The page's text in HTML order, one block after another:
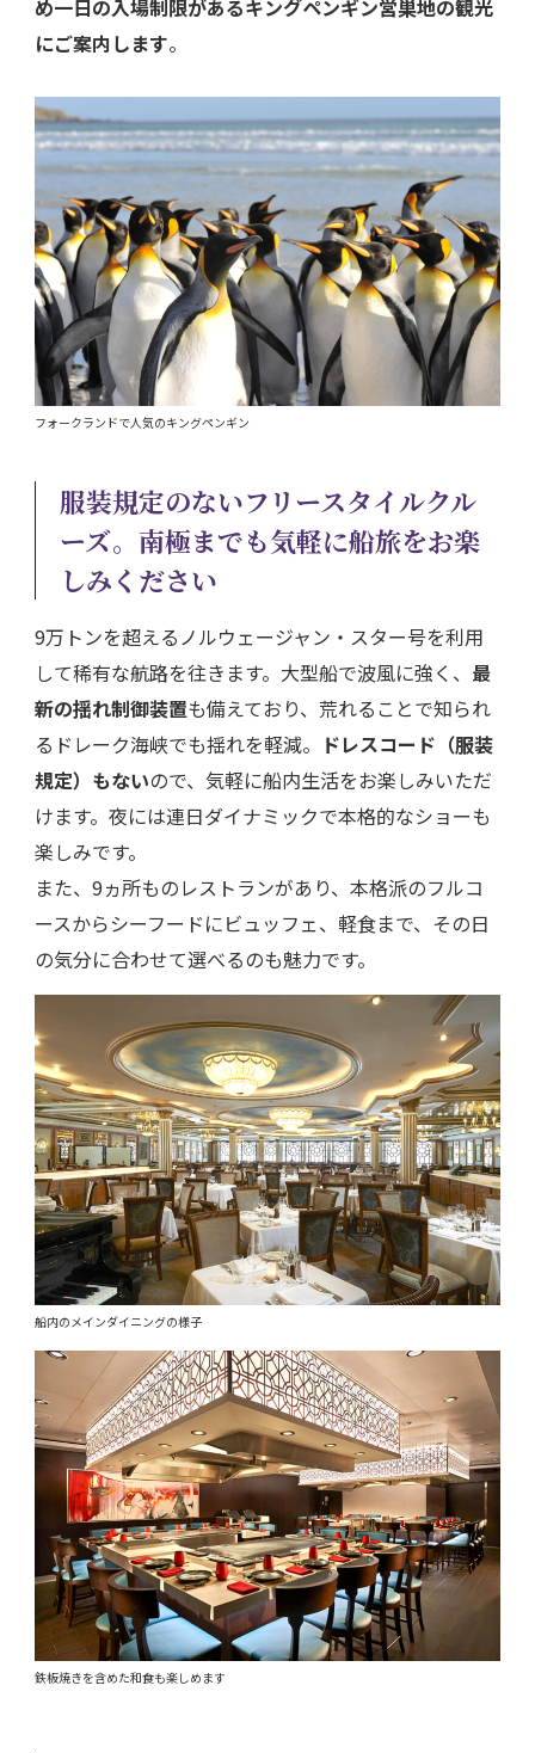
め一日の入場制限があるキングペンギン営巣地の観光
にご案内します。
フォークランドで人気のキングペンギン
服装規定のないフリースタイルクル
ーズ。南極までも気軽に船旅をお楽
しみください
9万トンを超えるノルウェージャン・スター号を利用
して稀有な航路を往きます。大型船で波風に強く、 最
新の揺れ制御装置も備えており、荒れることで知られ
るドレーク海峡でも揺れを軽減。 ドレスコード（服装
規定）もないので、気軽に船内生活をお楽しみいただ
けます。夜には連日ダイナミックで本格的なショーも
楽しみです。
また、9ヵ所ものレストランがあり、本格派のフルコ
ースからシーフードにビュッフェ、軽食まで、その日
の気分に合わせて選べるのも魅力です。
船内のメインダイニングの様子
鉄板焼きを含めた和食も楽しめます